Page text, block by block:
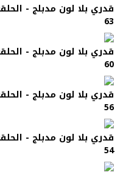
قدري بلا لون مدبلج -
63
قدري بلا لون مدبلج -
60
قدري بلا لون مدبلج -
56
قدري بلا لون مدبلج -
54